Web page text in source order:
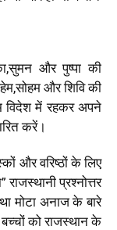
और पुष्पा की
और शिवि की
विदेश में रहकर अपने
करें।
और वरिष्ठों के लिए
प्रश्नोत्तर
मोटा अनाज के बारे
को राजस्थान के